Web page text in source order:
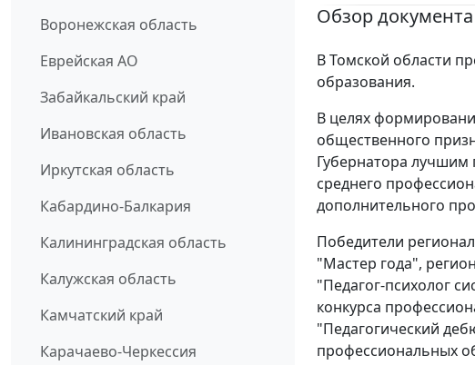
Воронежская область
Еврейская АО
Забайкальский край
Ивановская область
Иркутская область
Кабардино-Балкария
Калининградская область
Калужская область
Камчатский край
Карачаево-Черкессия
Обзор документа
В Томской области
образования.
В целях
общественного
Губернатора
среднего
дополнительного
Победители
"Мастер года",
"Педагог-психолог
конкурса
"Педагогический
профессиональных